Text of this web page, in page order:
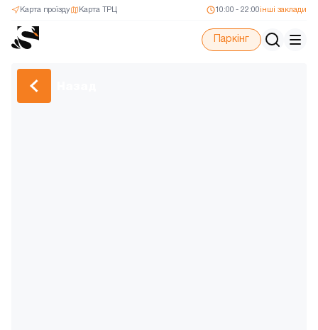
Карта ТРЦ
Карта проїзду 10:00 - 22:00 інші заклади
Паркінг